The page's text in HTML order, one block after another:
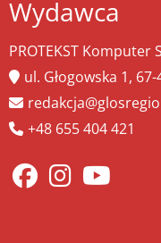
Wydawca
PROTEKST Komputer
ul. Głogowska 1,
+48 655 404 421